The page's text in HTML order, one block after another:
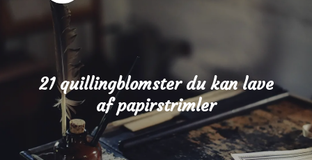
21 quillingblomster du kan lave
af papirstrimler